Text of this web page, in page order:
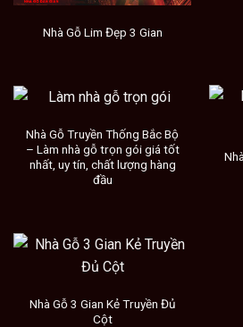
Nhà Gỗ Lim Đẹp 3 Gian
Nhà Gỗ Truyền Thống Bắc Bộ
– Làm nhà gỗ trọn gói giá tốt
nhất, uy tín, chất lượng hàng
đầu
Nhà Gỗ 3 Gian Kẻ Truyền Đủ
Cột